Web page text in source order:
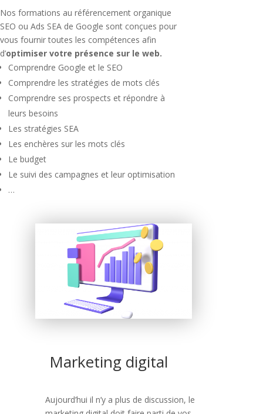
Nos formations au référencement organique
SEO ou Ads SEA de Google sont conçues pour
vous fournir toutes les compétences afin
d’optimiser votre présence sur le web.
Comprendre Google et le SEO
Comprendre les stratégies de mots clés
Comprendre ses prospects et répondre à
leurs besoins
Les stratégies SEA
Les enchères sur les mots clés
Le budget
Le suivi des campagnes et leur optimisation
…
Marketing digital
Aujourd’hui il n’y a plus de discussion, le